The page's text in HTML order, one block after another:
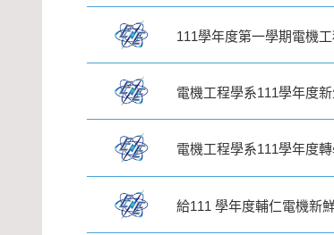
111學年度第一學期電機
電機工程學系111學年度
電機工程學系111學年度
給111 學年度輔仁電機新